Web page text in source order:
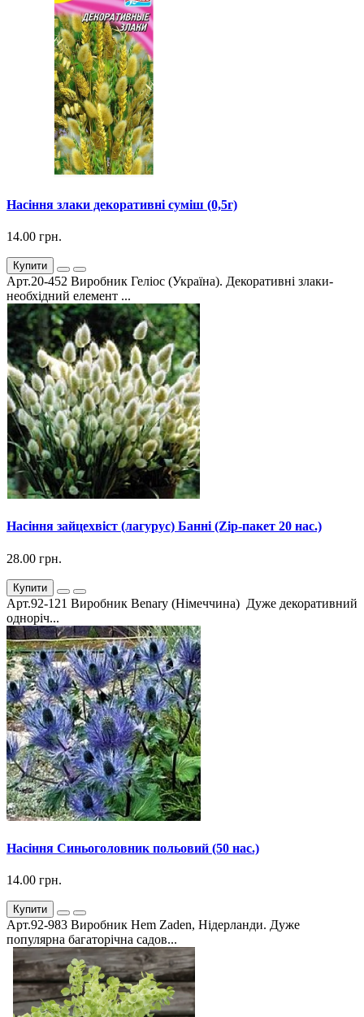
Насіння злаки декоративні суміш (0,5г)
14.00 грн.
Купити
Арт.20-452 Виробник Геліос (Україна). Декоративні злаки-
необхідний елемент ...
Насіння зайцехвіст (лагурус) Банні (Zip-пакет 20 нас.)
28.00 грн.
Купити
Арт.92-121 Виробник Benary (Німеччина) Дуже декоративний
одноріч...
Насіння Синьоголовник польовий (50 нас.)
14.00 грн.
Купити
Арт.92-983 Виробник Hem Zaden, Нідерланди. Дуже
популярна багаторічна садов...